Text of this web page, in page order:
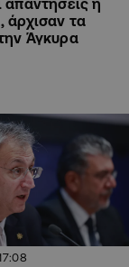
απαντήσεις η
άρχισαν τα
Άγκυρα